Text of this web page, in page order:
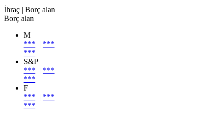
İhraç | Borç alan
Borç alan
M
*** | ***
***
S&P
*** | ***
***
F
*** | ***
***